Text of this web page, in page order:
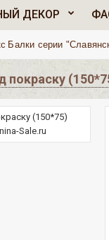
ДЕКОР
Балки серии
покраску